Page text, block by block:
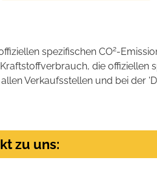
spezifischen CO2-
die offiziellen
Verkaufsstellen und bei der
zu uns: